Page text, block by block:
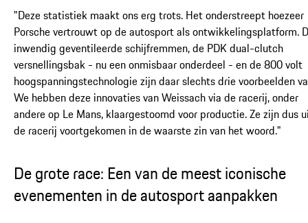
"Deze statistiek maakt ons erg trots. Het onderstreept hoezeer
Porsche vertrouwt op de autosport als ontwikkelingsplatform.
inwendig geventileerde schijfremmen, de PDK dual-clutch
versnellingsbak - nu een onmisbaar onderdeel - en de 800 volt
hoogspanningstechnologie zijn daar slechts drie voorbeelden
We hebben deze innovaties van Weissach via de racerij, onder
andere op Le Mans, klaargestoomd voor productie. Ze zijn dus
de racerij voortgekomen in de waarste zin van het woord."
De grote race: Een van de meest iconische
evenementen in de autosport aanpakken